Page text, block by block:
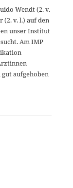
Wendt (2. v.
(2. v. l.) auf den
unser Institut
Am IMP
aufgehoben